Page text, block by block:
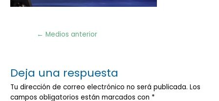
Navegación
← Medios anterior
Deja una respuesta
Tu dirección de correo electrónico no será publicada. Los
campos obligatorios están marcados con *